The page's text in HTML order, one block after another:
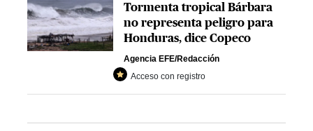
Tormenta tropical Bárbara
no representa peligro para
Honduras, dice Copeco
Agencia EFE/Redacción
Acceso con registro